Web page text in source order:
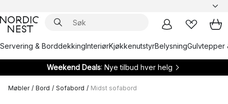
Servering & BorddekkingInteriørKjøkkenutstyrBelysningGulvtepper
Weekend Deals: Nye tilbud hver helg
Møbler / Bord / Sofabord / Midst sofabord